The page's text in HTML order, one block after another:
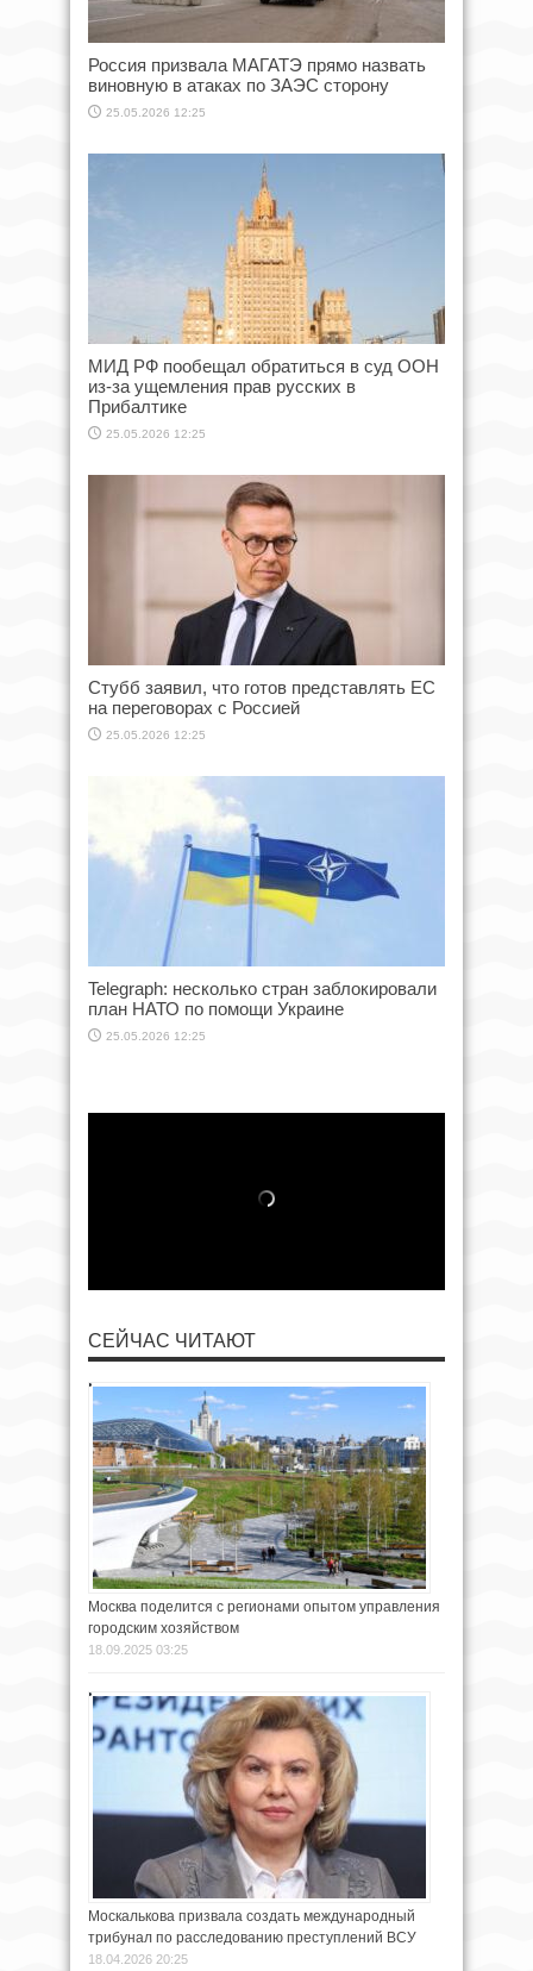
Россия призвала МАГАТЭ прямо назвать
виновную в атаках по ЗАЭС сторону
25.05.2026 12:25
МИД РФ пообещал обратиться в суд ООН
из-за ущемления прав русских в
Прибалтике
25.05.2026 12:25
Стубб заявил, что готов представлять ЕС
на переговорах с Россией
25.05.2026 12:25
Telegraph: несколько стран заблокировали
план НАТО по помощи Украине
25.05.2026 12:25
СЕЙЧАС ЧИТАЮТ
Москва поделится с регионами опытом управления
городским хозяйством
18.09.2025 03:25
Москалькова призвала создать международный
трибунал по расследованию преступлений ВСУ
18.04.2026 20:25